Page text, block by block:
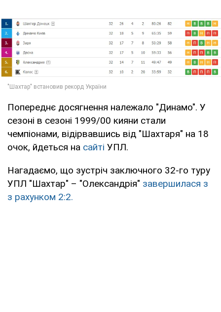
Попереднє досягнення належало "Динамо". У
сезоні в сезоні 1999/00 кияни стали
чемпіонами, відірвавшись від "Шахтаря" на 18
очок, йдеться на сайті УПЛ.
Нагадаємо, що зустріч заключного 32-го туру
УПЛ "Шахтар" – "Олександрія" завершилася з
з рахунком 2:2.